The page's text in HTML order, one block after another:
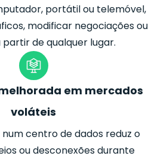
portátil ou telemóvel,
modificar negociações ou
partir de qualquer lugar.
em mercados
voláteis
centro de dados reduz o
ou desconexões durante